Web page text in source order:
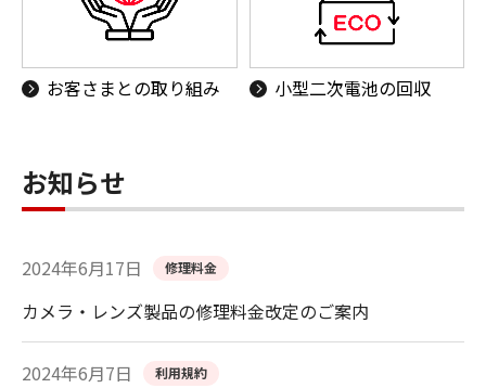
お客さまとの取り組み 小型二次電池の回収
お知らせ
2024年6月17日 修理料金
カメラ・レンズ製品の修理料金改定のご案内
2024年6月7日 利用規約